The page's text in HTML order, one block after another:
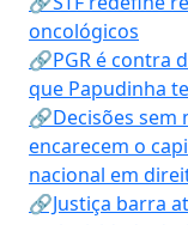
oncológicos
🔗PGR é contra
que Papudinha
🔗Decisões sem
encarecem o
nacional em
🔗Justiça barra